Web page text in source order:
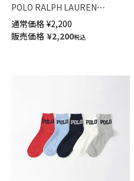
POLO RALPH LAUREN
SOCIETY BEAR ポロベア 25cm
クルー丈 ソックス 日本製
02012516
通常価格 ¥2,200
販売価格 ¥2,200税込